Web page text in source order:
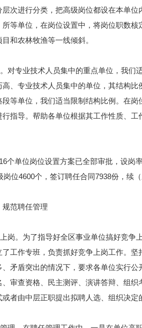
层次进行分类，把高级岗位都设在本单
所等单位，在岗位设置中，将岗位职数
和农林牧渔等一线倾斜。
对专业技术人员集中的重点单位，我
高、专业技术人员集中的单位，其结构
段等单位，我们适当限制结构比例。在
指导。帮助各单位根据其工作性质、
个单位岗位设置方案已全部审批，设岗
岗位4600个，签订聘任合同7938份，续
规范聘任管理
岗。为了指导好全区事业单位搞好竞争
工作专班，负责抓好竞争上岗工作。
矛盾突出的情况下，要求各单位实行
审查资格、民主测评、演讲答辩、组
者由中层正职提出拟聘人选、组织决定